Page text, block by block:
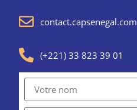
contact.capsenegal.com
(+221) 33 823 39 01